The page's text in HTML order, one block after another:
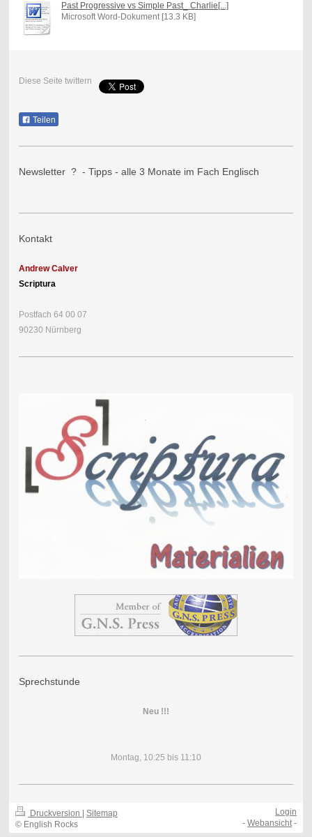
Past Progressive vs Simple Past_ Charlie[...]
Microsoft Word-Dokument [13.3 KB]
Diese Seite twittern
Teilen
Newsletter ? - Tipps - alle 3 Monate im Fach Englisch
Kontakt
Andrew Calver
Scriptura
Postfach 64 00 07
90230 Nürnberg
Sprechstunde
Neu !!!
Montag, 10:25 bis 11:10
Druckversion | Sitemap
© English Rocks
Login
-Webansicht -